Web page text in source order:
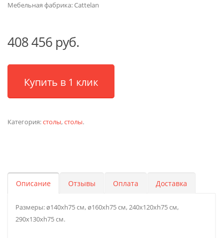
Мебельная фабрика:Cattelan
408 456 руб.
Купить в 1 клик
Категория:столы,столы.
Описание Отзывы Оплата Доставка
Размеры: ø140xh75 см, ø160xh75 см, 240x120xh75 см,
290x130xh75 см.